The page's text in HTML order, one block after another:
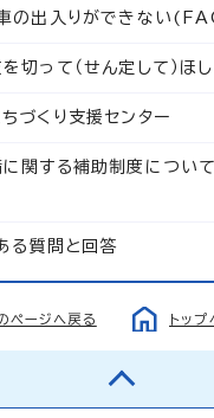
車の出入りができない
切って（せん定して）ほ
づくり支援センター
関する補助制度につい
る質問と回答
ページへ戻る トッ